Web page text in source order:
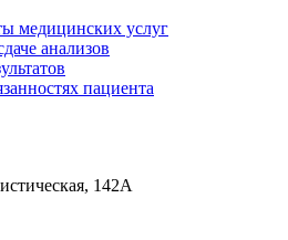
медицинских услуг
анализов
пациента
142А